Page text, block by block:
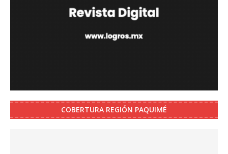
COBERTURA REGIÓN PAQUIMÉ